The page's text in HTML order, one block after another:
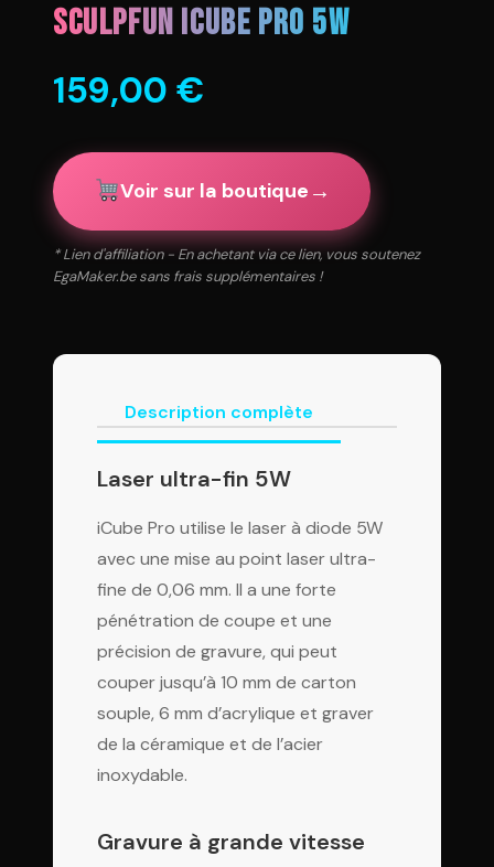
SculpFun Icube PRO 5W
159,00 €
Voir sur la boutique →
* Lien d'affiliation - En achetant via ce lien, vous soutenez
EgaMaker.be sans frais supplémentaires !
Description complète
Laser ultra-fin 5W
iCube Pro utilise le laser à diode 5W
avec une mise au point laser ultra-
fine de 0,06 mm. Il a une forte
pénétration de coupe et une
précision de gravure, qui peut
couper jusqu’à 10 mm de carton
souple, 6 mm d’acrylique et graver
de la céramique et de l’acier
inoxydable.
Gravure à grande vitesse